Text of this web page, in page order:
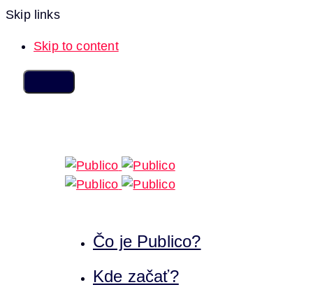
Skip links
Skip to content
Čo je Publico?
Kde začať?